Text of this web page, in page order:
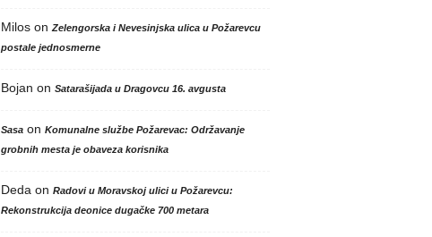
Miloson Zelengorska i Nevesinjska ulica u Požarevcu
postale jednosmerne
Bojan on Satarašijada u Dragovcu 16. avgusta
Sasaon Komunalne službe Požarevac: Održavanje
grobnih mesta je obaveza korisnika
Deda on Radovi u Moravskoj ulici u Požarevcu:
Rekonstrukcija deonice dugačke 700 metara